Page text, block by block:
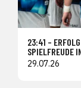
23:41 –
SPIELFREUDE
29.07.26